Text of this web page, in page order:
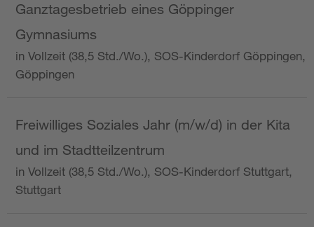
Ganztagesbetrieb eines Göppinger
Gymnasiums
in Vollzeit (38,5 Std./Wo.), SOS-Kinderdorf Göppingen,
Göppingen
Freiwilliges Soziales Jahr (m/w/d) in der Kita
und im Stadtteilzentrum
in Vollzeit (38,5 Std./Wo.), SOS-Kinderdorf Stuttgart,
Stuttgart